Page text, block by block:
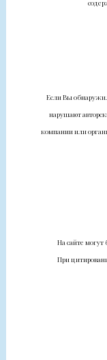
Если Вы
нарушают
компании или
На сайте
При